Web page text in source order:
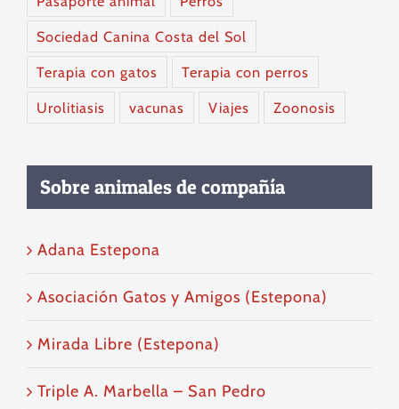
Sociedad Canina Costa del Sol
Terapia con gatos
Terapia con perros
Urolitiasis
vacunas Viajes Zoonosis
Sobre animales de compañía
Adana Estepona
Asociación Gatos y Amigos (Estepona)
Mirada Libre (Estepona)
Triple A. Marbella – San Pedro